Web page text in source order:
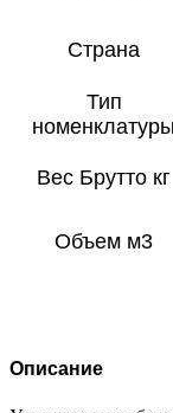
Страна
Тип
номенклатуры
Вес Брутто кг
Объем м3
Описание